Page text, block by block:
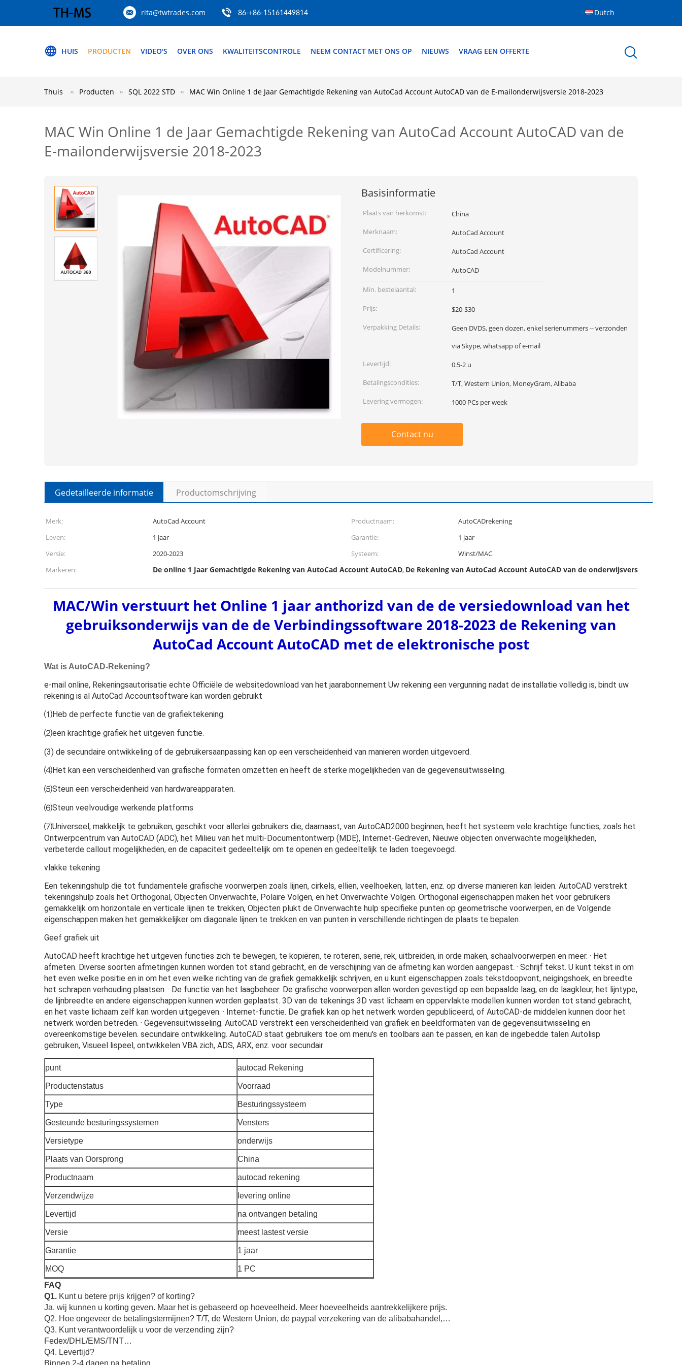
rita@twtrades.com 86-+86-15161449814 Dutch
HUIS PRODUCTEN VIDEO'S OVER ONS KWALITEITSCONTROLE NEEM CONTACT MET ONS OP NIEUWS VRAAG EEN OFFERTE
Thuis Producten SQL 2022 STD MAC Win Online 1 de Jaar Gemachtigde Rekening van AutoCad Account AutoCAD van de E-mailonderwijsversie 2018-2023
MAC Win Online 1 de Jaar Gemachtigde Rekening van AutoCad Account AutoCAD van de
E-mailonderwijsversie 2018-2023
Basisinformatie
Plaats van herkomst:
China
Merknaam:
AutoCad Account
Certificering:
AutoCad Account
Modelnummer:
AutoCAD
Min. bestelaantal:
1
Prijs:
$20-$30
Verpakking Details:
Geen DVDS, geen dozen, enkel serienummers -- verzonden
via Skype, whatsapp of e-mail
Levertijd:
0.5-2 u
Betalingscondities:
T/T, Western Union, MoneyGram, Alibaba
Levering vermogen:
1000 PCs per week
Contact nu
Gedetailleerde informatie Productomschrijving
Merk: AutoCad Account Productnaam:
AutoCADrekening
Leven:
1 jaar Garantie:
1 jaar
Versie:
2020-2023 Systeem:
Winst/MAC
Markeren:
De online 1 Jaar Gemachtigde Rekening van AutoCad Account AutoCAD, De Rekening van AutoCad Account AutoCAD van de onderwijsversie
MAC/Win verstuurt het Online 1 jaar anthorizd van de de versiedownload van het
gebruiksonderwijs van de de Verbindingssoftware 2018-2023 de Rekening van
AutoCad Account AutoCAD met de elektronische post
Wat is AutoCAD-Rekening?
e-mail online, Rekeningsautorisatie echte Officiële de websitedownload van het jaarabonnement Uw rekening een vergunning nadat de installatie volledig is, bindt uw
rekening is al AutoCad Accountsoftware kan worden gebruikt
⑴Heb de perfecte functie van de grafiektekening.
⑵een krachtige grafiek het uitgeven functie.
(3) de secundaire ontwikkeling of de gebruikersaanpassing kan op een verscheidenheid van manieren worden uitgevoerd.
⑷Het kan een verscheidenheid van grafische formaten omzetten en heeft de sterke mogelijkheden van de gegevensuitwisseling.
⑸Steun een verscheidenheid van hardwareapparaten.
⑹Steun veelvoudige werkende platforms
⑺Universeel, makkelijk te gebruiken, geschikt voor allerlei gebruikers die, daarnaast, van AutoCAD2000 beginnen, heeft het systeem vele krachtige functies, zoals het
Ontwerpcentrum van AutoCAD (ADC), het Milieu van het multi-Documentontwerp (MDE), Internet-Gedreven, Nieuwe objecten onverwachte mogelijkheden,
verbeterde callout mogelijkheden, en de capaciteit gedeeltelijk om te openen en gedeeltelijk te laden toegevoegd.
vlakke tekening
Een tekeningshulp die tot fundamentele grafische voorwerpen zoals lijnen, cirkels, ellien, veelhoeken, latten, enz. op diverse manieren kan leiden. AutoCAD verstrekt
tekeningshulp zoals het Orthogonal, Objecten Onverwachte, Polaire Volgen, en het Onverwachte Volgen. Orthogonal eigenschappen maken het voor gebruikers
gemakkelijk om horizontale en verticale lijnen te trekken, Objecten plukt de Onverwachte hulp specifieke punten op geometrische voorwerpen, en de Volgende
eigenschappen maken het gemakkelijker om diagonale lijnen te trekken en van punten in verschillende richtingen de plaats te bepalen.
Geef grafiek uit
AutoCAD heeft krachtige het uitgeven functies zich te bewegen, te kopiëren, te roteren, serie, rek, uitbreiden, in orde maken, schaalvoorwerpen en meer. · Het
afmeten. Diverse soorten afmetingen kunnen worden tot stand gebracht, en de verschijning van de afmeting kan worden aangepast. · Schrijf tekst. U kunt tekst in om
het even welke positie en in om het even welke richting van de grafiek gemakkelijk schrijven, en u kunt eigenschappen zoals tekstdoopvont, neigingshoek, en breedte
het schrapen verhouding plaatsen. · De functie van het laagbeheer. De grafische voorwerpen allen worden gevestigd op een bepaalde laag, en de laagkleur, het lijntype,
de lijnbreedte en andere eigenschappen kunnen worden geplaatst. 3D van de tekenings 3D vast lichaam en oppervlakte modellen kunnen worden tot stand gebracht,
en het vaste lichaam zelf kan worden uitgegeven. · Internet-functie. De grafiek kan op het netwerk worden gepubliceerd, of AutoCAD-de middelen kunnen door het
netwerk worden betreden. · Gegevensuitwisseling. AutoCAD verstrekt een verscheidenheid van grafiek en beeldformaten van de gegevensuitwisseling en
overeenkomstige bevelen. secundaire ontwikkeling. AutoCAD staat gebruikers toe om menu's en toolbars aan te passen, en kan de ingebedde talen Autolisp
gebruiken, Visueel lispeel, ontwikkelen VBA zich, ADS, ARX, enz. voor secundair
punt autocad Rekening
Productenstatus Voorraad
Type Besturingssysteem
Gesteunde besturingssystemen Vensters
Versietype onderwijs
Plaats van Oorsprong China
Productnaam autocad rekening
Verzendwijze levering online
Levertijd na ontvangen betaling
Versie meest lastest versie
Garantie 1 jaar
MOQ
1 PC
FAQ
Q1. Kunt u betere prijs krijgen? of korting?
Ja. wij kunnen u korting geven. Maar het is gebaseerd op hoeveelheid. Meer hoeveelheids aantrekkelijkere prijs.
Q2. Hoe ongeveer de betalingstermijnen? T/T, de Western Union, de paypal verzekering van de alibabahandel,…
Q3. Kunt verantwoordelijk u voor de verzending zijn?
Fedex/DHL/EMS/TNT…
Q4. Levertijd?
Binnen 2-4 dagen na betaling.